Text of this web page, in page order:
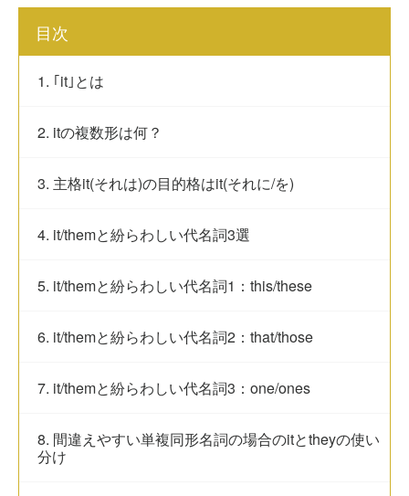
目次
1. ｢it｣とは
2. itの複数形は何？
3. 主格it(それは)の目的格はit(それに/を)
4. it/themと紛らわしい代名詞3選
5. it/themと紛らわしい代名詞1：this/these
6. it/themと紛らわしい代名詞2：that/those
7. it/themと紛らわしい代名詞3：one/ones
8. 間違えやすい単複同形名詞の場合のitとtheyの使い
分け